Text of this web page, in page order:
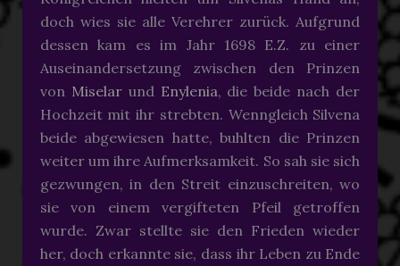
doch wies sie alle Verehrer zurück. Aufgrund
dessen kam es im Jahr 1698 E.Z. zu einer
Auseinandersetzung zwischen den Prinzen
von Miselarund Enylenia, die beide nach der
Hochzeit mit ihr strebten. Wenngleich Silvena
beide abgewiesen hatte, buhlten die Prinzen
weiter um ihre Aufmerksamkeit. So sah sie sich
gezwungen, in den Streit einzuschreiten, wo
sie von einem vergifteten Pfeil getroffen
wurde. Zwar stellte sie den Frieden wieder
her, doch erkannte sie, dass ihr Leben zu Ende